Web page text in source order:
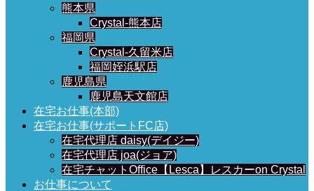
熊本県
Crystal-熊本店
福岡県
Crystal-久留米店
福岡姪浜駅店
鹿児島県
鹿児島天文館店
在宅お仕事(本部)
在宅お仕事(サポートFC店)
在宅代理店 daisy(デイジー)
在宅代理店 joa(ジョア)
在宅チャットOffice【Lesca】レスカーon Crystal
お仕事について